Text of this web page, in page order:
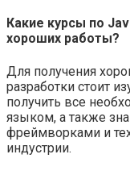
Какие курсы по
хороших работы?
Для получения
разработки стоит
получить все
языком, а также
фреймворками и
индустрии.